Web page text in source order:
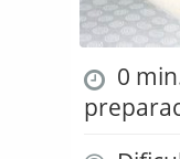
0